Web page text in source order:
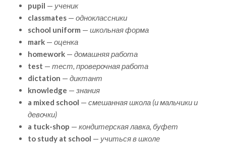
pupil — ученик
classmates — одноклассники
school uniform — школьная форма
mark — оценка
homework — домашняя работа
test — тест, проверочная работа
dictation — диктант
knowledge — знания
a mixed school — смешанная школа (и мальчики и
девочки)
a tuck-shop — кондитерская лавка, буфет
to study at school — учиться в школе